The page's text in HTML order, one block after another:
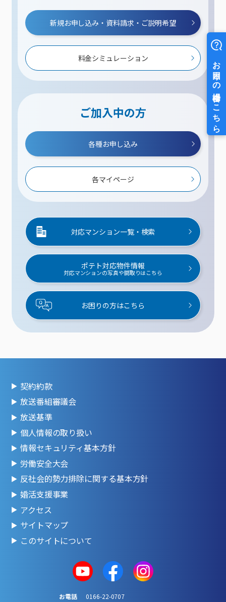
新規お申し込み・資料請求・ご説明希望
料金シミュレーション
ご加入中の方
各種お申し込み
各マイページ
対応マンション一覧・検索
ポテト対応物件情報
対応マンションの写真や間取りはこちら
お困りの方はこちら
契約約款
放送番組審議会
放送基準
個人情報の取り扱い
情報セキュリティ基本方針
労働安全大会
反社会的勢力排除に関する基本方針
婚活支援事業
アクセス
サイトマップ
このサイトについて
お電話
0166-22-0707